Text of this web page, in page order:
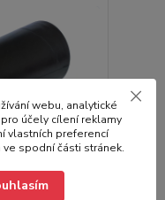
webu, analytické
účely cílení reklamy
vlastních preferencí
spodní části stránek.